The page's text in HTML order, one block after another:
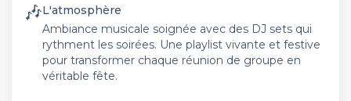
🎶L'atmosphère
Ambiance musicale soignée avec des DJ sets qui
rythment les soirées. Une playlist vivante et festive
pour transformer chaque réunion de groupe en
véritable fête.